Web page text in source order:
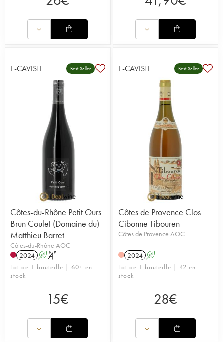
E-CAVISTE Best-Seller
Côtes-du-Rhône Petit Ours
Brun Coulet (Domaine du) -
Matthieu Barret
Côtes-du-Rhône AOC
2024 A S
Lot de 1 bouteille | 60+ en
stock
15€
E-CAVISTE Best-Seller
Côtes de Provence Clos
Cibonne Tibouren
Côtes de Provence AOC
2024 A
Lot de 1 bouteille | 42 en
stock
28€